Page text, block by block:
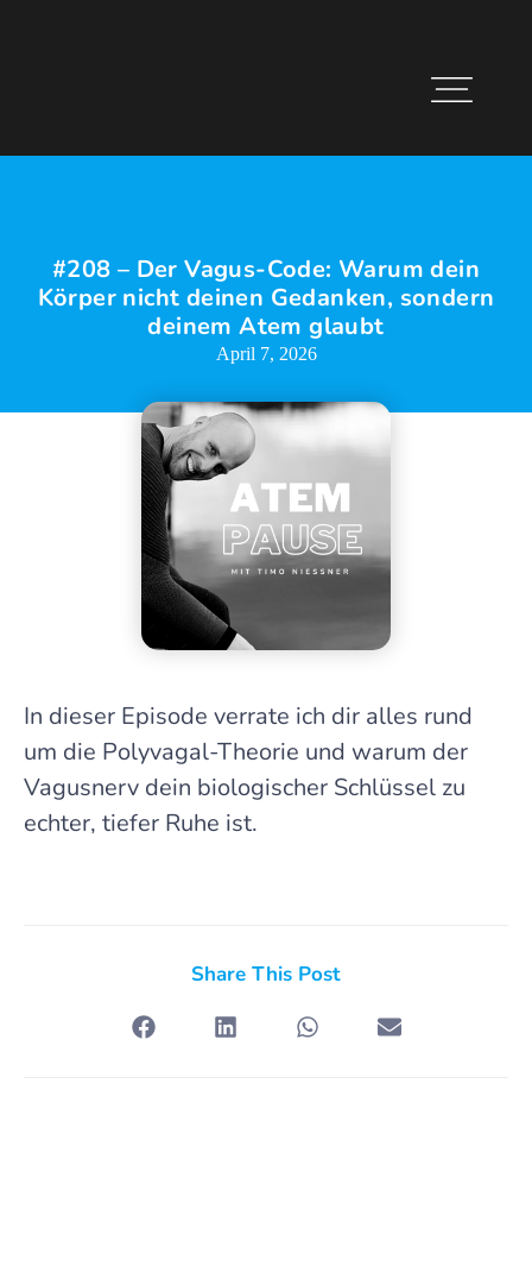
#208 – Der Vagus-Code: Warum dein
Körper nicht deinen Gedanken, sondern
deinem Atem glaubt
April 7, 2026
In dieser Episode verrate ich dir alles rund
um die Polyvagal-Theorie und warum der
Vagusnerv dein biologischer Schlüssel zu
echter, tiefer Ruhe ist.
Share This Post